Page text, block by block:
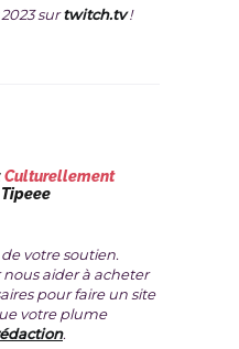
surtwitch.tv !
Culturellement
votre soutien.
aider à acheter
pour faire un site
votre plume
.